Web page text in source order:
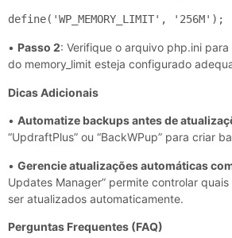
define('WP_MEMORY_LIMIT', '256M');
• Passo 2: Verifique o arquivo php.ini
do memory_limit esteja configurado
Dicas Adicionais
• Automatize backups antes de
“UpdraftPlus” ou “BackWPup” para criar
• Gerencie atualizações automáticas
Updates Manager” permite controlar
ser atualizados automaticamente.
Perguntas Frequentes (FAQ)